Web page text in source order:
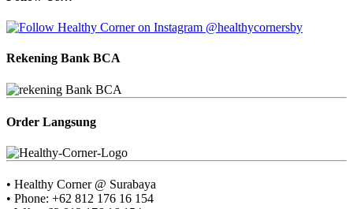
Rekening Bank BCA
Order Langsung
• Healthy Corner @ Surabaya
• Phone: +62 812 176 16 154